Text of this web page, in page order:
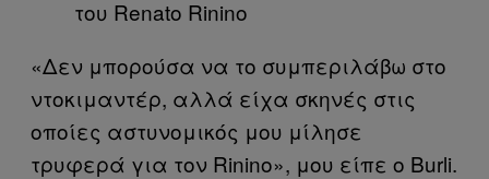
του Renato Rinino
«Δεν μπορούσα να το συμπεριλάβω στο
ντοκιμαντέρ, αλλά είχα σκηνές στις
οποίες αστυνομικός μου μίλησε
τρυφερά για τον Rinino», μου είπε ο Burli.